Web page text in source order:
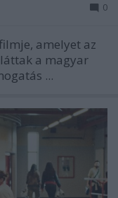
0
amelyet az
a magyar
...